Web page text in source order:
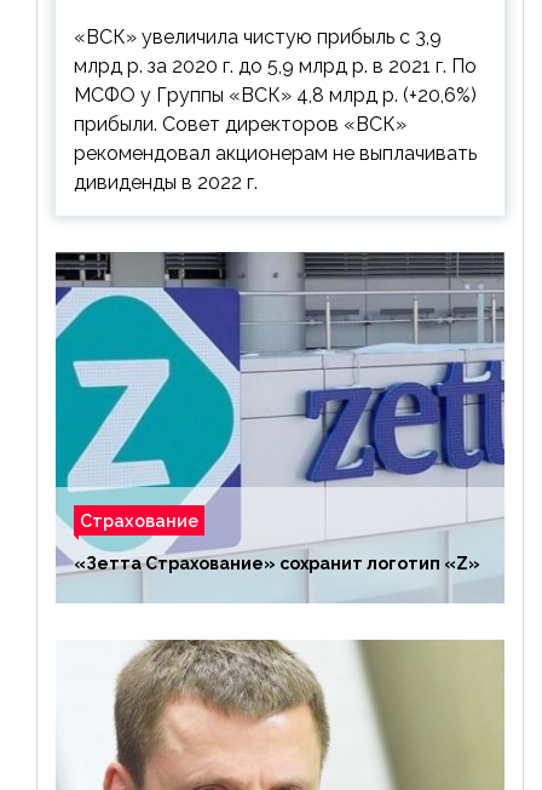
выплачивать
«ВСК» увеличила чистую прибыль с 3,9
млрд р. за 2020 г. до 5,9 млрд р. в 2021 г. По
МСФО у Группы «ВСК» 4,8 млрд р. (+20,6%)
прибыли. Совет директоров «ВСК»
рекомендовал акционерам не выплачивать
дивиденды в 2022 г.
Страхование
«Зетта Страхование» сохранит логотип «Z»